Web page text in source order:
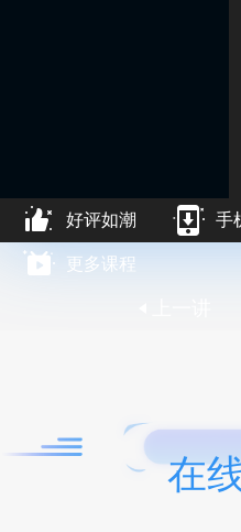
好评如潮 手
更多课程
在